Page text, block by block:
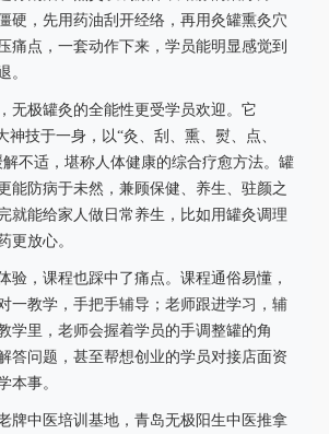
硬，先用药油刮开经络，再用灸罐熏灸穴
痛点，一套动作下来，学员能明显感觉到
。
无极罐灸的全能性更受学员欢迎。它
神技于一身，以“灸、刮、熏、熨、点、
不适，堪称人体健康的综合疗愈方法。罐
能防病于未然，兼顾保健、养生、驻颜之
就能给家人做日常养生，比如用罐灸调理
更放心。
验，课程也踩中了痛点。课程通俗易懂，
一教学，手把手辅导；老师跟进学习，辅
学里，老师会握着学员的手调整罐的角
答问题，甚至帮想创业的学员对接店面资
本事。
牌中医培训基地，青岛无极阳生中医推拿